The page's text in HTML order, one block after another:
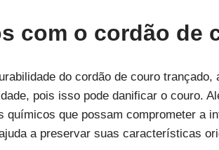
com o cordão de
do cordão de couro
pois isso pode danificar o couro.
químicos que possam comprometer a
a preservar suas características